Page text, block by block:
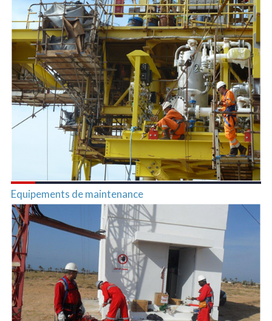
Equipements de maintenance